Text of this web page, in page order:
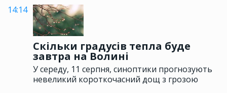
14:14
Скільки градусів тепла буде
завтра на Волині
У середу, 11 серпня, синоптики прогнозують
невеликий короткочасний дощ з грозою